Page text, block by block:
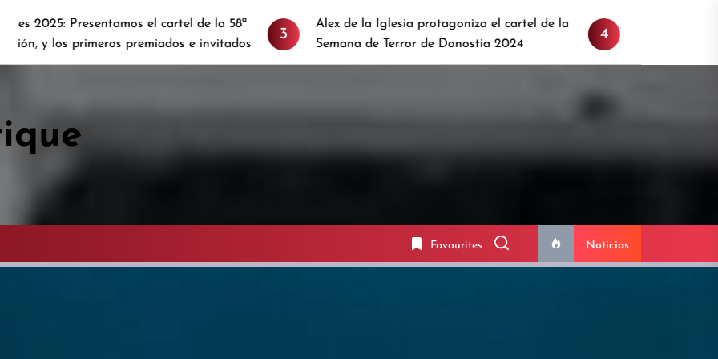
el cartel de la 58ª
premiados e invitados
Alex de la Iglesia protagoniza el cartel de la
Semana de Terror de Donostia 2024
Sitges 2024: Anunciamos
confirmamos más estrellas
Favourites Noticias